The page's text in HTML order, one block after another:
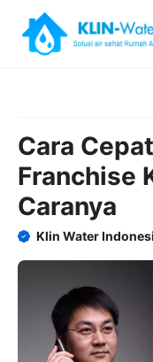
content
Cara
Franchise
Caranya
Klin Water